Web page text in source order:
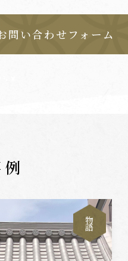
問い合わせフォーム
物
語